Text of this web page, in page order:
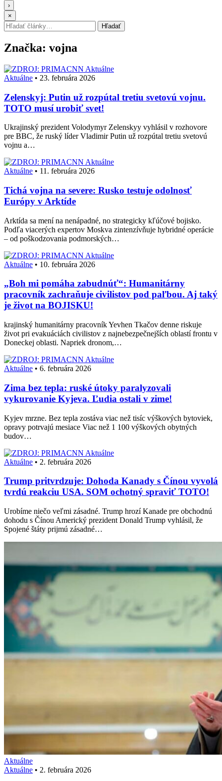
›
×
Hľadať: Hľadať
Značka: vojna
Aktuálne
Aktuálne • 23. februára 2026
Zelenskyj: Putin už rozpútal tretiu svetovú vojnu.
TOTO musí urobiť svet!
Ukrajinský prezident Volodymyr Zelenskyy vyhlásil v rozhovore
pre BBC, že ruský líder Vladimir Putin už rozpútal tretiu svetovú
vojnu a…
Aktuálne
Aktuálne • 11. februára 2026
Tichá vojna na severe: Rusko testuje odolnosť
Európy v Arktíde
Arktída sa mení na nenápadné, no strategicky kľúčové bojisko.
Podľa viacerých expertov Moskva zintenzívňuje hybridné operácie
– od poškodzovania podmorských…
Aktuálne
Aktuálne • 10. februára 2026
„Boh mi pomáha zabudnúť“: Humanitárny
pracovník zachraňuje civilistov pod paľbou. Aj taký
je život na BOJISKU!
krajinský humanitárny pracovník Yevhen Tkačov denne riskuje
život pri evakuáciách civilistov z najnebezpečnejších oblastí frontu v
Doneckej oblasti. Napriek dronom,…
Aktuálne
Aktuálne • 6. februára 2026
Zima bez tepla: ruské útoky paralyzovali
vykurovanie Kyjeva. Ľudia ostali v zime!
Kyjev mrzne. Bez tepla zostáva viac než tisíc výškových bytoviek,
opravy potrvajú mesiace Viac než 1 100 výškových obytných
budov…
Aktuálne
Aktuálne • 2. februára 2026
Trump pritvrdzuje: Dohoda Kanady s Čínou vyvolá
tvrdú reakciu USA. SOM ochotný spraviť TOTO!
Urobíme niečo veľmi zásadné. Trump hrozí Kanade pre obchodnú
dohodu s Čínou Americký prezident Donald Trump vyhlásil, že
Spojené štáty prijmú zásadné…
Aktuálne
Aktuálne • 2. februára 2026